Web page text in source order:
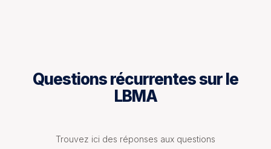
Questions récurrentes sur le
LBMA
Trouvez ici des réponses aux questions